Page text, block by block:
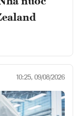
10:25, 09/08/2026